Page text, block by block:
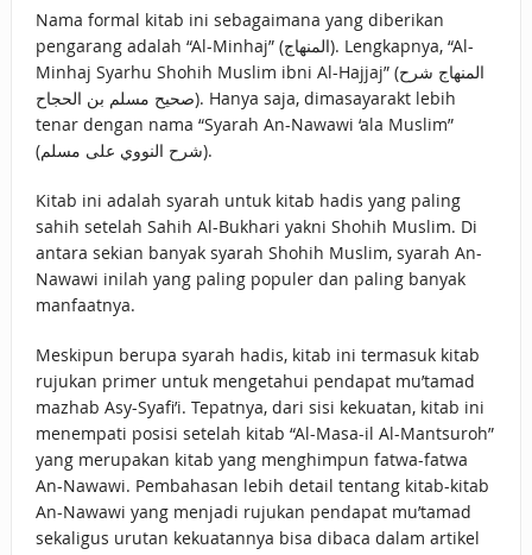
Nama formal kitab ini sebagaimana yang diberikan
pengarang adalah “Al-Minhaj” (المنهاج). Lengkapnya, “Al-
Minhaj Syarhu Shohih Muslim ibni Al-Hajjaj” (المنهاج شرح
صحيح مسلم بن الحجاح). Hanya saja, dimasayarakt lebih
tenar dengan nama “Syarah An-Nawawi ‘ala Muslim”
(شرح النووي على مسلم).
Kitab ini adalah syarah untuk kitab hadis yang paling
sahih setelah Sahih Al-Bukhari yakni Shohih Muslim. Di
antara sekian banyak syarah Shohih Muslim, syarah An-
Nawawi inilah yang paling populer dan paling banyak
manfaatnya.
Meskipun berupa syarah hadis, kitab ini termasuk kitab
rujukan primer untuk mengetahui pendapat mu’tamad
mazhab Asy-Syafi’i. Tepatnya, dari sisi kekuatan, kitab ini
menempati posisi setelah kitab “Al-Masa-il Al-Mantsuroh”
yang merupakan kitab yang menghimpun fatwa-fatwa
An-Nawawi. Pembahasan lebih detail tentang kitab-kitab
An-Nawawi yang menjadi rujukan pendapat mu’tamad
sekaligus urutan kekuatannya bisa dibaca dalam artikel